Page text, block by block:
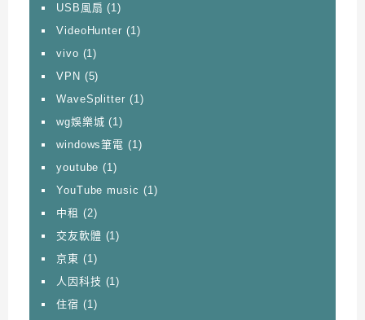
USB風扇 (1)
VideoHunter (1)
vivo (1)
VPN (5)
WaveSplitter (1)
wg娛樂城 (1)
windows筆電 (1)
youtube (1)
YouTube music (1)
中租 (2)
交友軟體 (1)
京東 (1)
人因科技 (1)
住宿 (1)